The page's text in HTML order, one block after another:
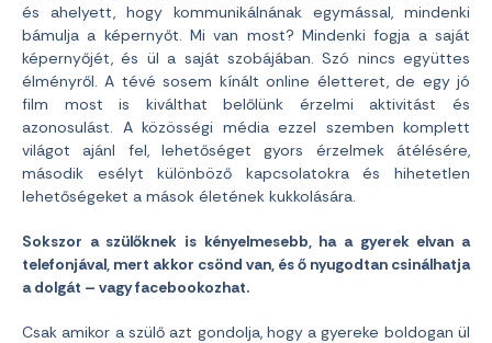
és ahelyett, hogy kommunikálnának egymással, mindenki
bámulja a képernyőt. Mi van most? Mindenki fogja a saját
képernyőjét, és ül a saját szobájában. Szó nincs együttes
élményről. A tévé sosem kínált online életteret, de egy jó
film most is kiválthat belőlünk érzelmi aktivitást és
azonosulást. A közösségi média ezzel szemben komplett
világot ajánl fel, lehetőséget gyors érzelmek átélésére,
második esélyt különböző kapcsolatokra és hihetetlen
lehetőségeket a mások életének kukkolására.
Sokszor a szülőknek is kényelmesebb, ha a gyerek elvan a
telefonjával, mert akkor csönd van, és ő nyugodtan csinálhatja
a dolgát – vagy facebookozhat.
Csak amikor a szülő azt gondolja, hogy a gyereke boldogan ül